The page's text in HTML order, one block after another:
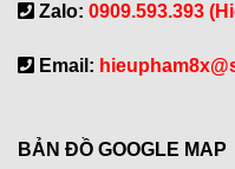
Zalo: 0909.593.393
Email:
BẢN ĐỒ GOOGLE MAP